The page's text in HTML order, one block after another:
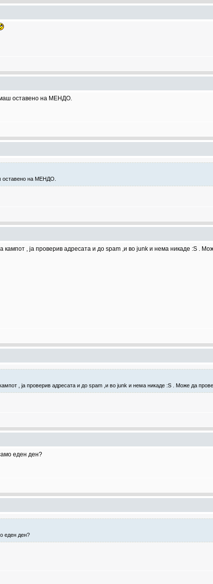
оставено на МЕНДО.
оставено на МЕНДО.
кампот , ја проверив адресата и до spam ,и во junk и нема никаде :S .
, ја проверив адресата и до spam ,и во junk и нема никаде :S . Може да
еден ден?
еден ден?